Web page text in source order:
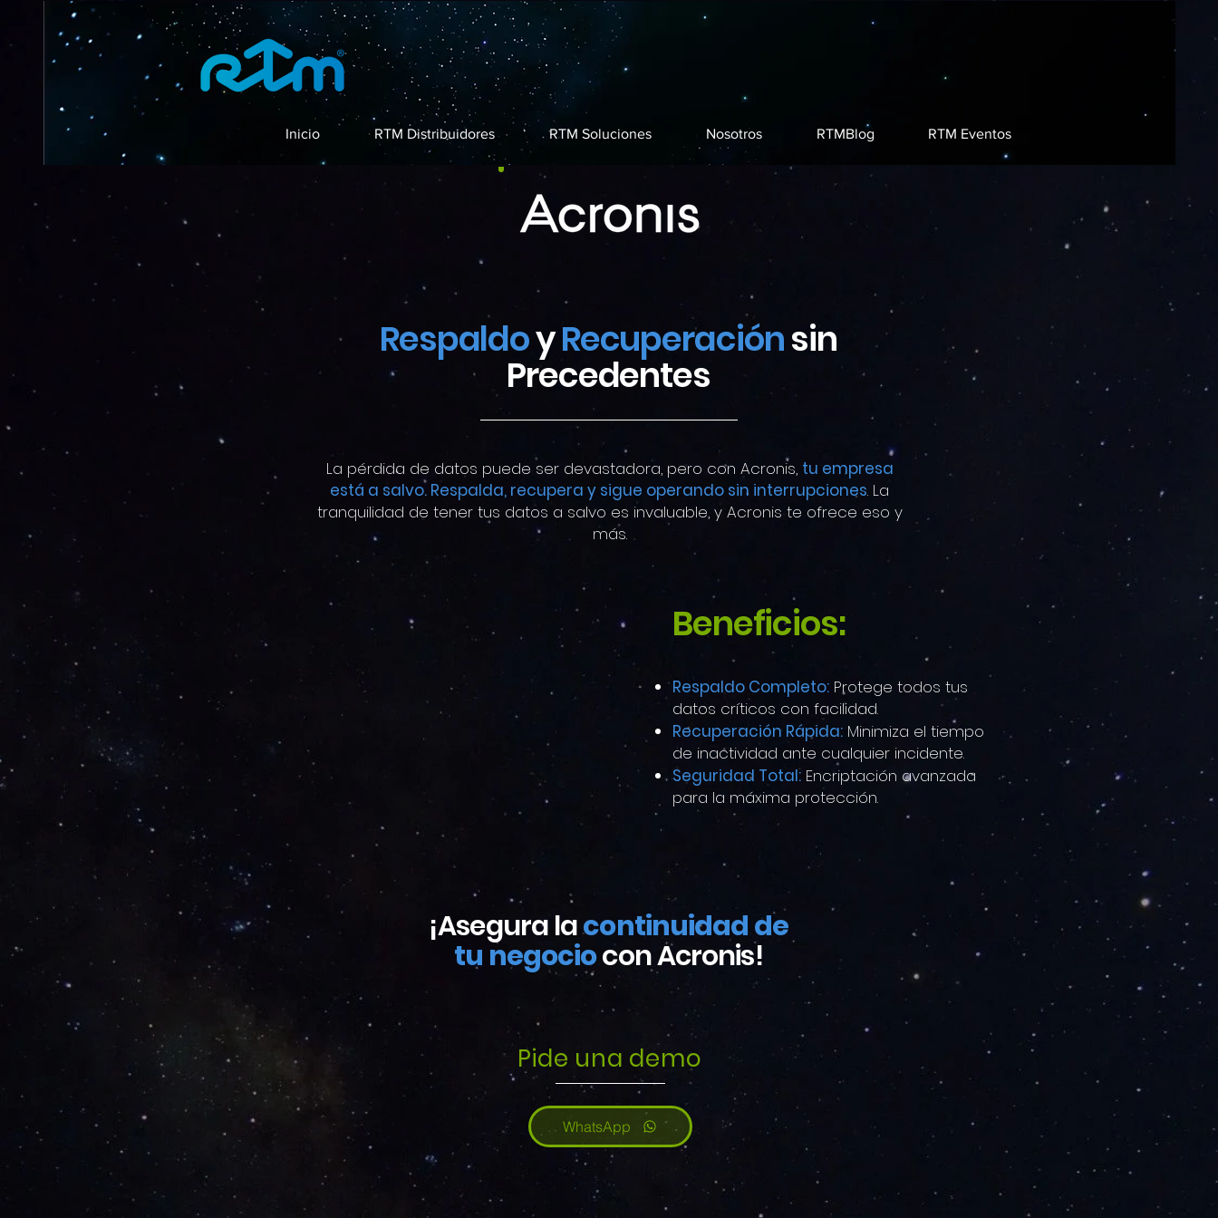
Inicio RTM Distribuidores RTM Soluciones Nosotros RTMBlog RTM Eventos
RespaldoyRecuperaciónsin
Precedentes
La pérdida de datos puede ser devastadora, pero con Acronis, tu empresa
está a salvo. Respalda, recupera y sigue operando sin interrupciones. La
tranquilidad de tener tus datos a salvo es invaluable, y Acronis te ofrece eso y
más.
Beneficios:
Respaldo Completo: Protege todos tus
datos críticos con facilidad.
Recuperación Rápida: Minimiza el tiempo
de inactividad ante cualquier incidente.
Seguridad Total: Encriptación avanzada
para la máxima protección.
¡Asegura lacontinuidad de
tu negociocon Acronis!
Pide una demo
WhatsApp